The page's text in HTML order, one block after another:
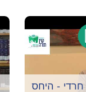
חרדי - היחס